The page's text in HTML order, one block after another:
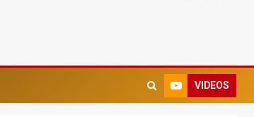
VIDEOS